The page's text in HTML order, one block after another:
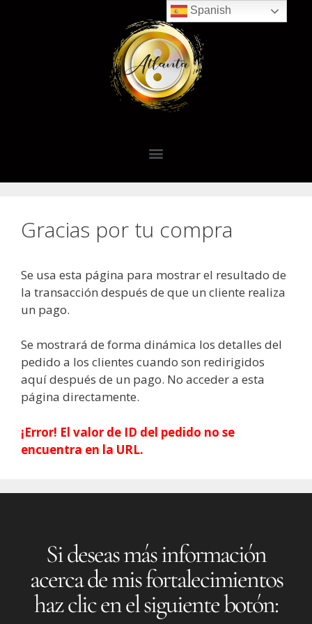
Gracias por tu compra
Se usa esta página para mostrar el resultado de
la transacción después de que un cliente realiza
un pago.
Se mostrará de forma dinámica los detalles del
pedido a los clientes cuando son redirigidos
aquí después de un pago. No acceder a esta
página directamente.
¡Error! El valor de ID del pedido no se
encuentra en la URL.
Si deseas más información
acerca de mis fortalecimientos
haz clic en el siguiente botón:
Spanish